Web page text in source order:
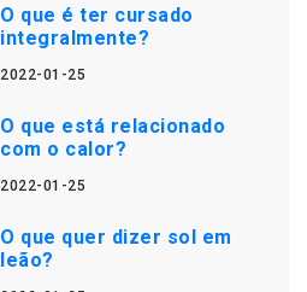
O que é ter cursado
integralmente?
2022-01-25
O que está relacionado
com o calor?
2022-01-25
O que quer dizer sol em
leão?